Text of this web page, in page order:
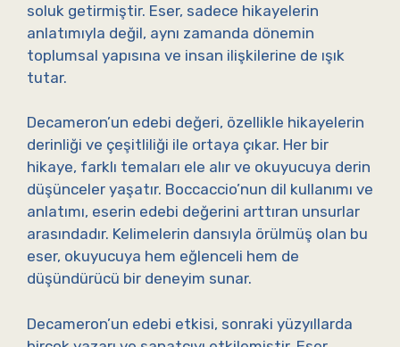
soluk getirmiştir. Eser, sadece hikayelerin
anlatımıyla değil, aynı zamanda dönemin
toplumsal yapısına ve insan ilişkilerine de ışık
tutar.
Decameron’un edebi değeri, özellikle hikayelerin
derinliği ve çeşitliliği ile ortaya çıkar. Her bir
hikaye, farklı temaları ele alır ve okuyucuya derin
düşünceler yaşatır. Boccaccio’nun dil kullanımı ve
anlatımı, eserin edebi değerini arttıran unsurlar
arasındadır. Kelimelerin dansıyla örülmüş olan bu
eser, okuyucuya hem eğlenceli hem de
düşündürücü bir deneyim sunar.
Decameron’un edebi etkisi, sonraki yüzyıllarda